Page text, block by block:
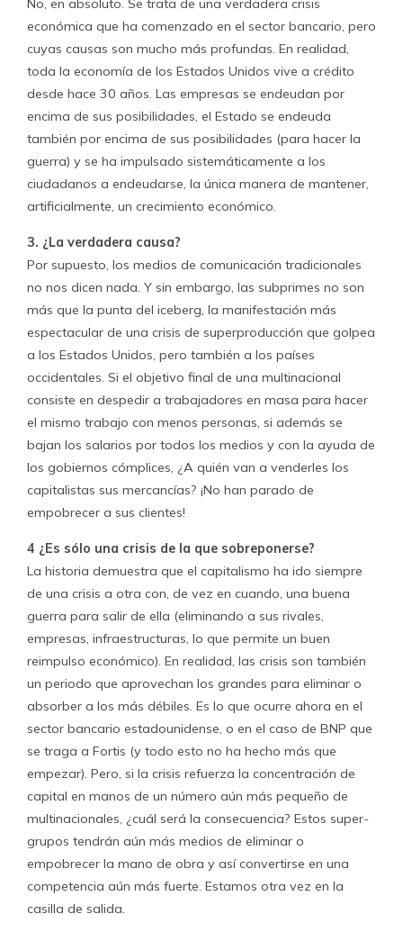
No, en absoluto. Se trata de una verdadera crisis
económica que ha comenzado en el sector bancario, pero
cuyas causas son mucho más profundas. En realidad,
toda la economía de los Estados Unidos vive a crédito
desde hace 30 años. Las empresas se endeudan por
encima de sus posibilidades, el Estado se endeuda
también por encima de sus posibilidades (para hacer la
guerra) y se ha impulsado sistemáticamente a los
ciudadanos a endeudarse, la única manera de mantener,
artificialmente, un crecimiento económico.
3. ¿La verdadera causa?
Por supuesto, los medios de comunicación tradicionales
no nos dicen nada. Y sin embargo, las subprimes no son
más que la punta del iceberg, la manifestación más
espectacular de una crisis de superproducción que golpea
a los Estados Unidos, pero también a los países
occidentales. Si el objetivo final de una multinacional
consiste en despedir a trabajadores en masa para hacer
el mismo trabajo con menos personas, si además se
bajan los salarios por todos los medios y con la ayuda de
los gobiernos cómplices, ¿A quién van a venderles los
capitalistas sus mercancías? ¡No han parado de
empobrecer a sus clientes!
4 ¿Es sólo una crisis de la que sobreponerse?
La historia demuestra que el capitalismo ha ido siempre
de una crisis a otra con, de vez en cuando, una buena
guerra para salir de ella (eliminando a sus rivales,
empresas, infraestructuras, lo que permite un buen
reimpulso económico). En realidad, las crisis son también
un periodo que aprovechan los grandes para eliminar o
absorber a los más débiles. Es lo que ocurre ahora en el
sector bancario estadounidense, o en el caso de BNP que
se traga a Fortis (y todo esto no ha hecho más que
empezar). Pero, si la crisis refuerza la concentración de
capital en manos de un número aún más pequeño de
multinacionales, ¿cuál será la consecuencia? Estos super-
grupos tendrán aún más medios de eliminar o
empobrecer la mano de obra y así convertirse en una
competencia aún más fuerte. Estamos otra vez en la
casilla de salida.